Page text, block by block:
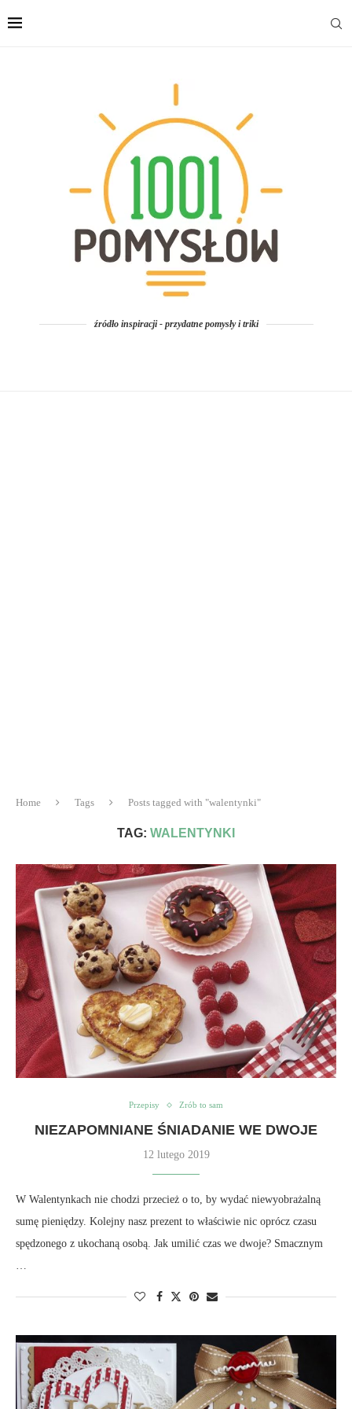
źródło inspiracji - przydatne pomysły i triki
Home Tags Posts tagged with "walentynki"
TAG: WALENTYNKI
Przepisy Zrób to sam
NIEZAPOMNIANE ŚNIADANIE WE DWOJE
12 lutego 2019
W Walentynkach nie chodzi przecież o to, by wydać niewyobrażalną
sumę pieniędzy. Kolejny nasz prezent to właściwie nic oprócz czasu
spędzonego z ukochaną osobą. Jak umilić czas we dwoje? Smacznym
…